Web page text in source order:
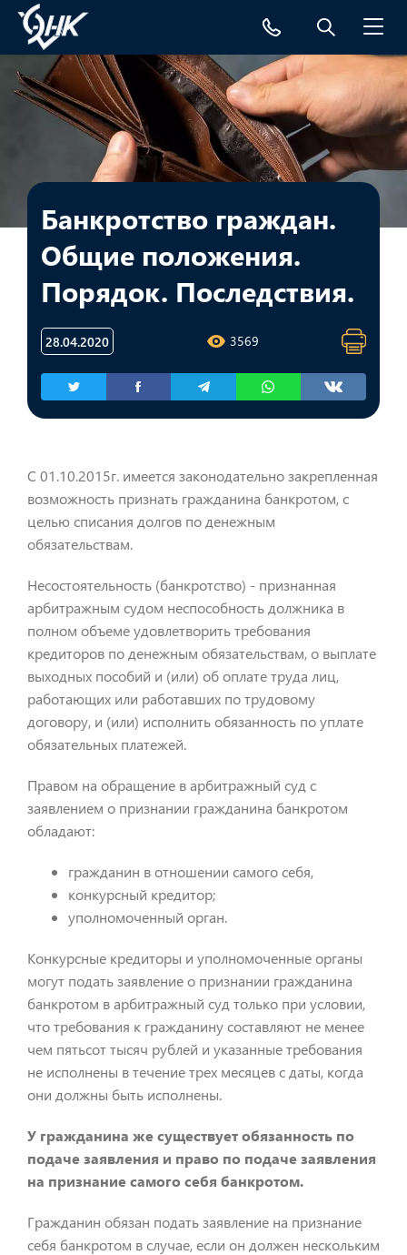
Банкротство граждан.
Общие положения.
Порядок. Последствия.
28.04.2020 3569
С 01.10.2015г. имеется законодательно закрепленная
возможность признать гражданина банкротом, с
целью списания долгов по денежным
обязательствам.
Несостоятельность (банкротство) - признанная
арбитражным судом неспособность должника в
полном объеме удовлетворить требования
кредиторов по денежным обязательствам, о выплате
выходных пособий и (или) об оплате труда лиц,
работающих или работавших по трудовому
договору, и (или) исполнить обязанность по уплате
обязательных платежей.
Правом на обращение в арбитражный суд с
заявлением о признании гражданина банкротом
обладают:
гражданин в отношении самого себя,
конкурсный кредитор;
уполномоченный орган.
Конкурсные кредиторы и уполномоченные органы
могут подать заявление о признании гражданина
банкротом в арбитражный суд только при условии,
что требования к гражданину составляют не менее
чем пятьсот тысяч рублей и указанные требования
не исполнены в течение трех месяцев с даты, когда
они должны быть исполнены.
У гражданина же существует обязанность по
подаче заявления и право по подаче заявления
на признание самого себя банкротом.
Гражданин обязан подать заявление на признание
себя банкротом в случае, если он должен нескольким